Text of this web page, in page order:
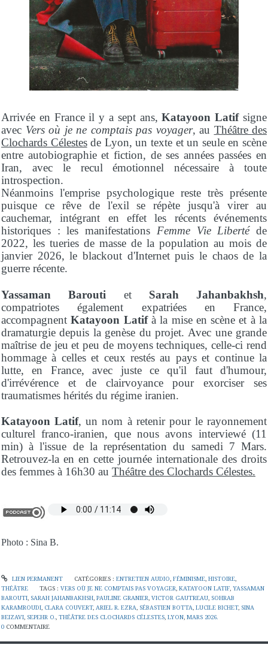
Arrivée en France il y a sept ans,Katayoon Latifsigne
avec Vers où je ne comptais pas voyager, au Théâtre des
Clochards Célestesde Lyon, un texte et un seule en scène
entre autobiographie et fiction, de ses années passées en
Iran, avec le recul émotionnel nécessaire à toute
introspection.
Néanmoins l'emprise psychologique reste très présente
puisque ce rêve de l'exil se répète jusqu'à virer au
cauchemar, intégrant en effet les récents événements
historiques : les manifestations Femme Vie Libertéde
2022, les tueries de masse de la population au mois de
janvier 2026, le blackout d'Internet puis le chaos de la
guerre récente.
Yassaman Barouti et Sarah Jahanbakhsh,
compatriotes également expatriées en France,
accompagnent Katayoon Latif à la mise en scène et à la
dramaturgie depuis la genèse du projet. Avec une grande
maîtrise de jeu et peu de moyens techniques, celle-ci rend
hommage à celles et ceux restés au pays et continue la
lutte, en France, avec juste ce qu'il faut d'humour,
d'irrévérence et de clairvoyance pour exorciser ses
traumatismes hérités du régime iranien.
Katayoon Latif, un nom à retenir pour le rayonnement
culturel franco-iranien, que nous avons interviewé (11
min) à l'issue de la représentation du samedi 7 Mars.
Retrouvez-la en en cette journée internationale des droits
des femmes à 16h30 au Théâtre des Clochards Célestes.
Photo : Sina B.
LIEN PERMANENT CATÉGORIES : ENTRETIEN AUDIO, FÉMINISME, HISTOIRE,
THÉÂTRE
TAGS :VERS OÙ JE NE COMPTAIS PAS VOYAGER,KATAYOON LATIF,YASSAMAN
BAROUTI, SARAH JAHANBAKHSH, PAULINE GRANIER, VICTOR GAUTREAU, SOHRAB
KARAMROUDI, CLARA COUVERT, ARIEL R. EZRA, SÉBASTIEN BOTTA, LUCILE BICHET, SINA
BEIZAVI, SEPEHR O., THÉÂTRE DES CLOCHARDS CÉLESTES, LYON, MARS 2026.
0 COMMENTAIRE